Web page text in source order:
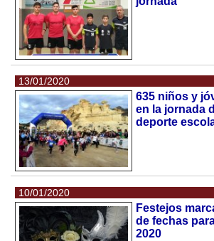
13/01/2020
635 niños y
en la jornada
deporte
10/01/2020
Festejos
de fechas
2020